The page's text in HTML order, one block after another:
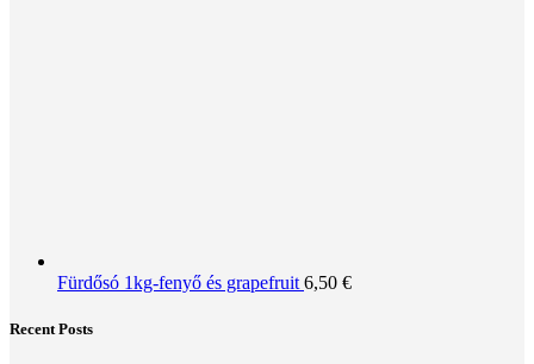
Fürdősó 1kg-fenyő és grapefruit 6,50 €
Recent Posts